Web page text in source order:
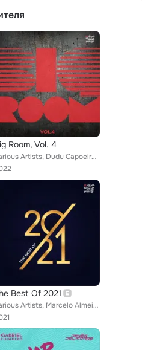
Room, Vol. 4
Various Artists, Dudu Capoeira, Junior Senna, Javier Contreras, Weytton Silva, Robson Vaz, Daniel Cordova, Dener Delatorre, TFD,...
Best Of 2021
Various Artists, Marcelo Almeida, Rafael Daglar, John Kirk, Dmitry Kharma, Gabriel Pinheiro, Weytton Silva, Victor Nillo, Bruno ...